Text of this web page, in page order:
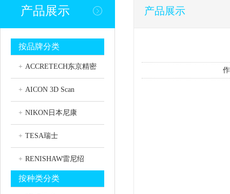
产品展示
按品牌分类
+ ACCRETECH东京精密
+ AICON 3D Scan
+ NIKON日本尼康
+ TESA瑞士
+ RENISHAW雷尼绍
按种类分类
产品展示